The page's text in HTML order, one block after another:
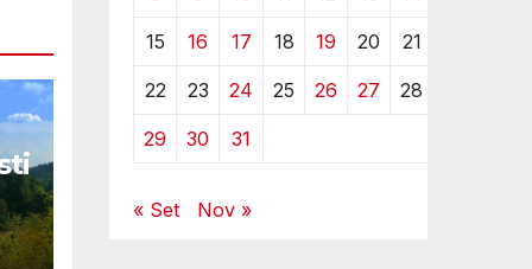
15 16 17 18 19 20 21
22 23 24 25 26 27 28
29 30 31
« Set Nov »